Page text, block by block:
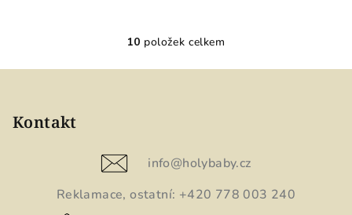
O
v
c
í
p
10 položek celkem
Kontakt
info@holybaby.cz
Reklamace, ostatní: +420 778 003 240